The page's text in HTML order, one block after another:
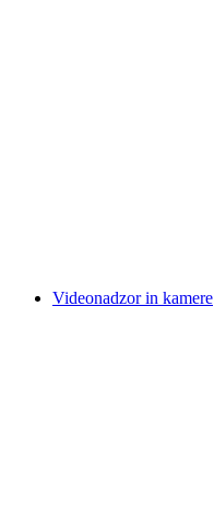
Videonadzor in kamere